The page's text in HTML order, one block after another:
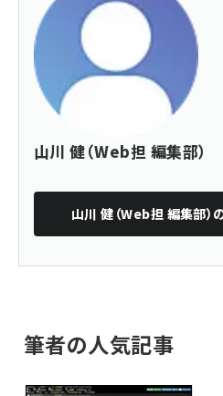
山川 健（Web担 編集部）
山川 健（Web担 編集部）
筆者の人気記事